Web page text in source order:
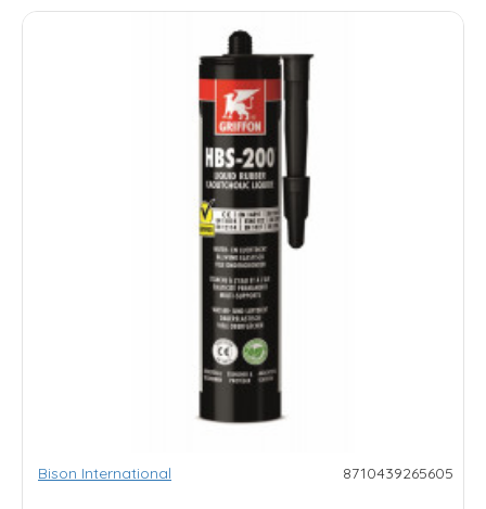
Bison International 8710439265605